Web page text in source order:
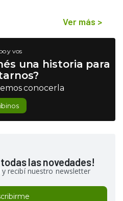
Ver más >
y vos
una historia para
conocerla
las novedades!
recibí nuestro newsletter